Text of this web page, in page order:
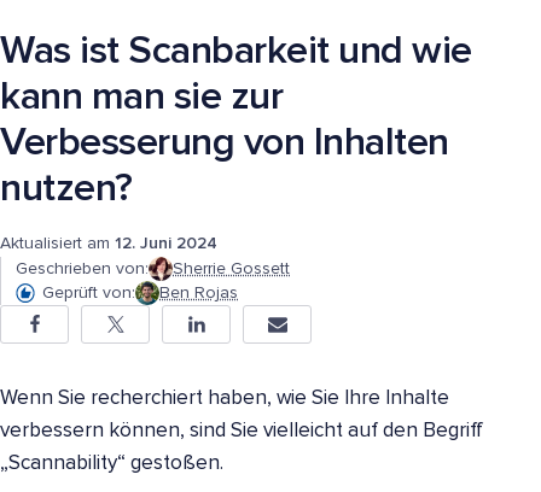
Was ist Scanbarkeit und wie
kann man sie zur
Verbesserung von Inhalten
nutzen?
Aktualisiert am 12. Juni 2024
Geschrieben von:
Sherrie Gossett
Geprüft von:
Ben Rojas
Wenn Sie recherchiert haben, wie Sie Ihre Inhalte
verbessern können, sind Sie vielleicht auf den Begriff
„Scannability“ gestoßen.